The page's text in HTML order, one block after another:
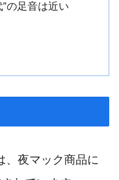
の足音は近い
、夜マック商品に